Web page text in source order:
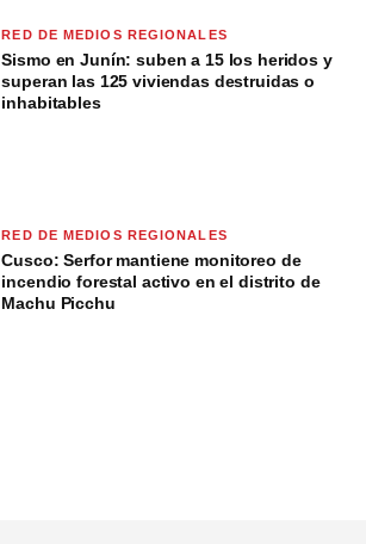
RED DE MEDIOS REGIONALES
Sismo en Junín: suben a 15 los heridos y
superan las 125 viviendas destruidas o
inhabitables
RED DE MEDIOS REGIONALES
Cusco: Serfor mantiene monitoreo de
incendio forestal activo en el distrito de
Machu Picchu